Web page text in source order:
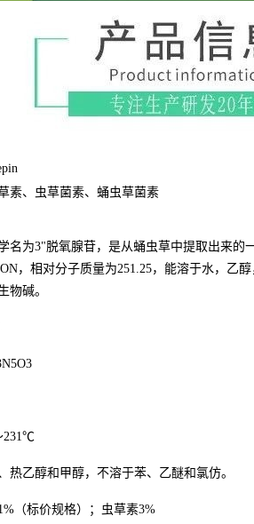
素、虫草菌素、蛹虫草菌素
名为3"脱氧腺苷，是从蛹虫草中提取出来的
，相对分子质量为251.25，能溶于水，乙
物碱。
231℃
热乙醇和甲醇，不溶于苯、乙醚和氯仿。
（标价规格）；虫草素3%